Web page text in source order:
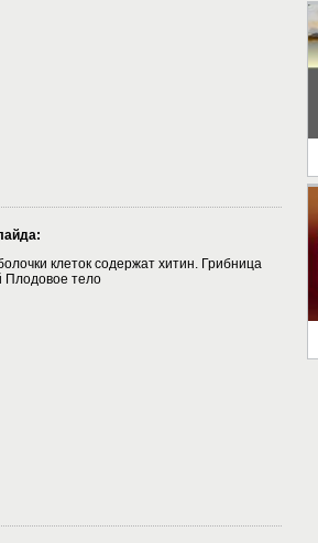
клеток содержат хитин. Грибница
Плодовое тело